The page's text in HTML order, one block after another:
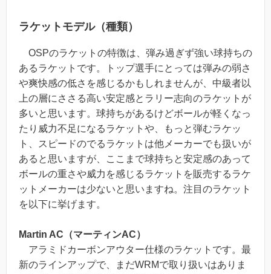
ラケットモデル（種類）
OSPのラケットの特徴は、弾み過ぎず強い球持ちの
あるラケットです。トップ選手にとっては弾みの弱さ
や爽快感の低さを感じるかもしれませんが、中級者以
上の層にささる高い安定感とラリー志向のラケットが
多いと思います。球持ちがあるけどボールが軽くなっ
たり威力不足になるラケットや、もっと弾むラケッ
ト、スピードのでるラケットは他メーカーでも扱いが
あると思いますが、ここまで球持ちと安定感のあって
ボールの重さや威力を感じるラケットを販売するラケ
ットメーカーは少ないと思いますね。注目のラケット
を以下に挙げます。
Martin AC（マーティンAC）
アラミドカーボンアウター仕様のラケットです。最
新のラインアップで、まだWRMで取り扱いはありま